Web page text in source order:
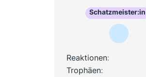
Schatzmeister:in
Reaktionen
Trophäen